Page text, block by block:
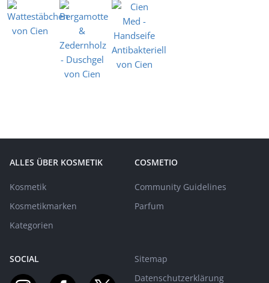
ALLES ÜBER KOSMETIK
Kosmetik
Kosmetikmarken
Kategorien
COSMETIO
Community Guidelines
Parfum
SOCIAL
Sitemap
Datenschutzerklärung